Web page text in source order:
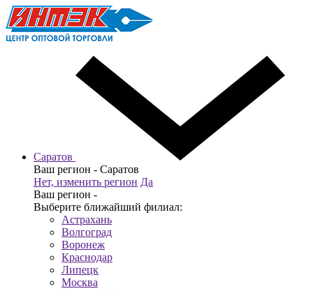
Саратов
Ваш регион - Саратов
Нет, изменить регион Да
Ваш регион -
Выберите ближайший филиал:
Астрахань
Волгоград
Воронеж
Краснодар
Липецк
Москва